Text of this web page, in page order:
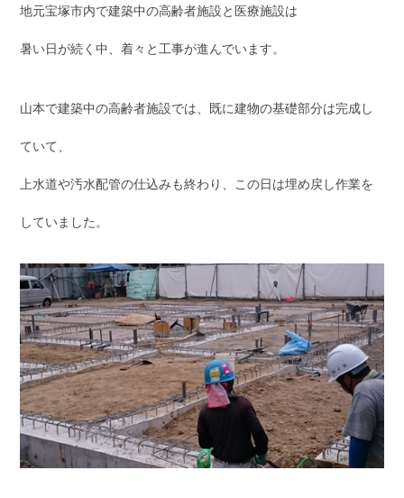
地元宝塚市内で建築中の高齢者施設と医療施設は
暑い日が続く中、着々と工事が進んでいます。
山本で建築中の高齢者施設では、既に建物の基礎部分は完成し
ていて、
上水道や汚水配管の仕込みも終わり、この日は埋め戻し作業を
していました。